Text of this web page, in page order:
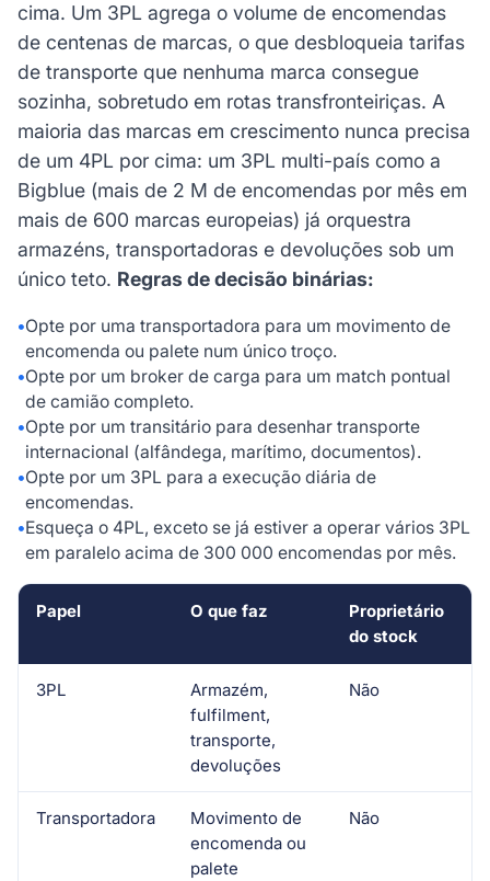
cima. Um 3PL agrega o volume de encomendas
de centenas de marcas, o que desbloqueia tarifas
de transporte que nenhuma marca consegue
sozinha, sobretudo em rotas transfronteiriças. A
maioria das marcas em crescimento nunca precisa
de um 4PL por cima: um 3PL multi-país como a
Bigblue (mais de 2 M de encomendas por mês em
mais de 600 marcas europeias) já orquestra
armazéns, transportadoras e devoluções sob um
único teto. Regras de decisão binárias:
•Opte por uma transportadora para um movimento de
encomenda ou palete num único troço.
•Opte por um broker de carga para um match pontual
de camião completo.
•Opte por um transitário para desenhar transporte
internacional (alfândega, marítimo, documentos).
•Opte por um 3PL para a execução diária de
encomendas.
•Esqueça o 4PL, exceto se já estiver a operar vários 3PL
em paralelo acima de 300 000 encomendas por mês.
Papel O que faz
Proprietário
do stock
3PL
Armazém,
fulfilment,
transporte,
devoluções
Não
Transportadora
Movimento de
encomenda ou
palete
Não